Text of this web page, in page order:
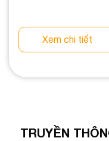
Xem chi tiết
TRUYỀN